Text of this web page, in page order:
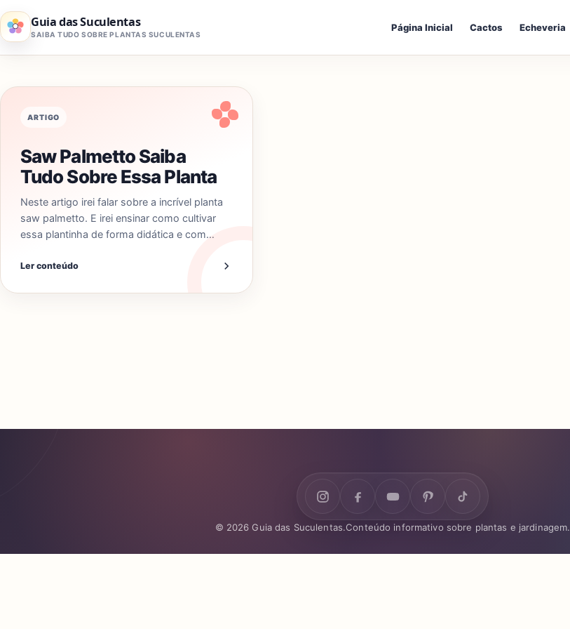
Pular para o conteúdo
Guia das Suculentas
SAIBA TUDO SOBRE PLANTAS SUCULENTAS
Página Inicial Cactos Echeveria
ARTIGO
Saw Palmetto Saiba
Tudo Sobre Essa Planta
Neste artigo irei falar sobre a incrível planta
saw palmetto. E irei ensinar como cultivar
essa plantinha de forma didática e com…
Ler conteúdo
© 2026 Guia das Suculentas.Conteúdo informativo sobre plantas e jardinagem.